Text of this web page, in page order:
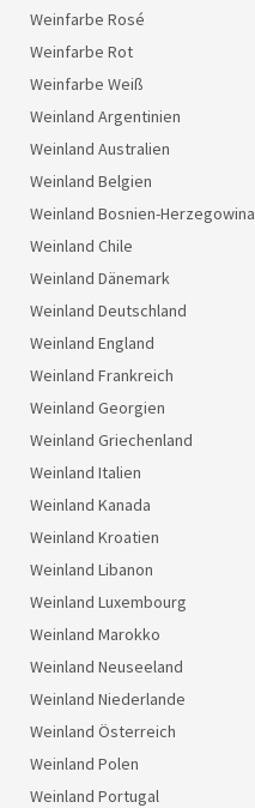
Weinfarbe Rosé
Weinfarbe Rot
Weinfarbe Weiß
Weinland Argentinien
Weinland Australien
Weinland Belgien
Weinland Bosnien-Herzegowina
Weinland Chile
Weinland Dänemark
Weinland Deutschland
Weinland England
Weinland Frankreich
Weinland Georgien
Weinland Griechenland
Weinland Italien
Weinland Kanada
Weinland Kroatien
Weinland Libanon
Weinland Luxembourg
Weinland Marokko
Weinland Neuseeland
Weinland Niederlande
Weinland Österreich
Weinland Polen
Weinland Portugal